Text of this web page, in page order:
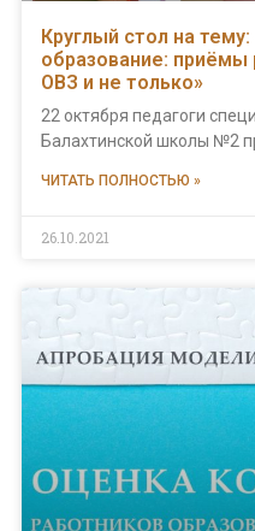
Круглый стол на
образование:
ОВЗ и не только»
22 октября педагоги
Балахтинской школы №2
ЧИТАТЬ ПОЛНОСТЬЮ »
26.10.2021